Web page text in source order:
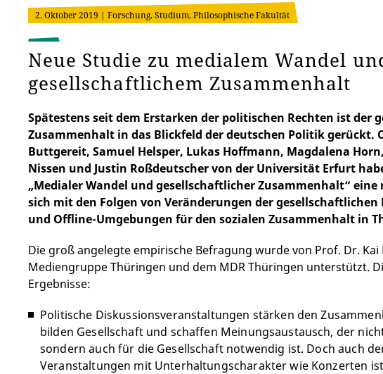
2. Oktober 2019 | Forschung, Studium, Philosophische Fakultät
Neue Studie zu medialem Wandel
gesellschaftlichem Zusammenhalt
Spätestens seit dem Erstarken der politischen Rechten ist der
Zusammenhalt in das Blickfeld der deutschen Politik gerückt.
Buttgereit, Samuel Helsper, Lukas Hoffmann, Magdalena
Nissen und Justin Roßdeutscher von der Universität Erfurt
„Medialer Wandel und gesellschaftlicher Zusammenhalt“ eine
sich mit den Folgen von Veränderungen der
und Offline-Umgebungen für den sozialen Zusammenhalt in
Die groß angelegte empirische Befragung wurde von Prof. Dr.
Mediengruppe Thüringen und dem MDR Thüringen unterstützt.
Ergebnisse:
Politische Diskussionsveranstaltungen stärken den
bilden Gesellschaft und schaffen Meinungsaustausch, der
sondern auch für die Gesellschaft notwendig ist. Doch auch
Veranstaltungen mit Unterhaltungscharakter wie Konzerten